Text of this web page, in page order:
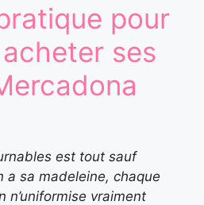
pour
ses
est tout sauf
a sa madeleine, chaque
n’uniformise vraiment